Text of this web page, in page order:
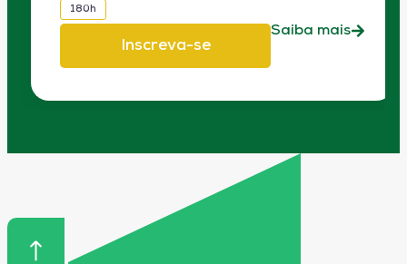
180h
Inscreva-se
Saiba mais